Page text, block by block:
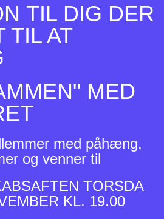
TIL DIG DER
TIL AT
MED
med påhæng,
og venner til
TORSDA
KL. 19.00